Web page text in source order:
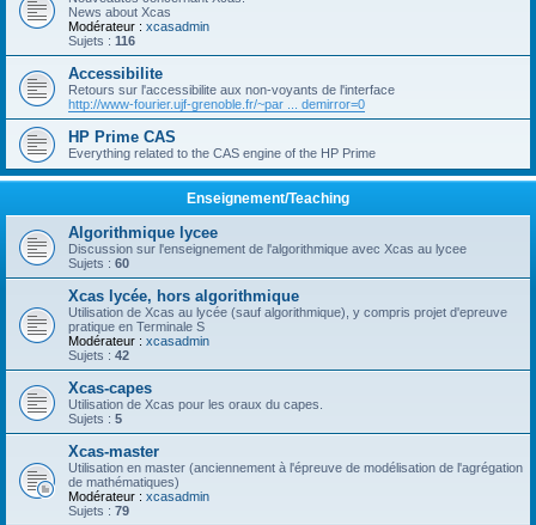
News about Xcas
Modérateur : xcasadmin
Sujets : 116
Accessibilite
Retours sur l'accessibilite aux non-voyants de l'interface
http://www-fourier.ujf-grenoble.fr/~par ... demirror=0
HP Prime CAS
Everything related to the CAS engine of the HP Prime
Enseignement/Teaching
Algorithmique lycee
Discussion sur l'enseignement de l'algorithmique avec Xcas au lycee
Sujets : 60
Xcas lycée, hors algorithmique
Utilisation de Xcas au lycée (sauf algorithmique), y compris projet d'epreuve
pratique en Terminale S
Modérateur : xcasadmin
Sujets : 42
Xcas-capes
Utilisation de Xcas pour les oraux du capes.
Sujets : 5
Xcas-master
Utilisation en master (anciennement à l'épreuve de modélisation de l'agrégation
de mathématiques)
Modérateur : xcasadmin
Sujets : 79